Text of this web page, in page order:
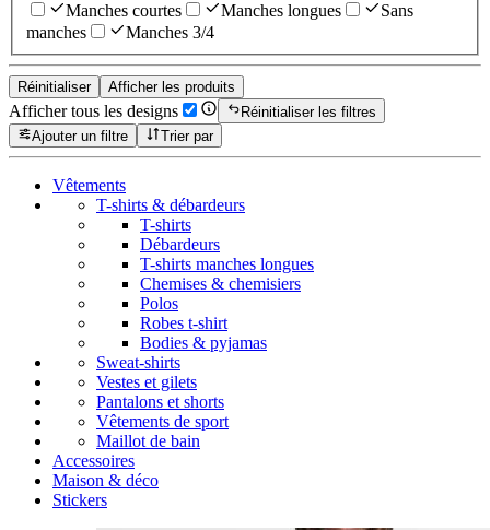
Manches courtes
Manches longues
Sans
manches
Manches 3/4
Réinitialiser Afficher les produits
Afficher tous les designs
Réinitialiser les filtres
Ajouter un filtre
Trier par
Vêtements
T-shirts & débardeurs
T-shirts
Débardeurs
T-shirts manches longues
Chemises & chemisiers
Polos
Robes t-shirt
Bodies & pyjamas
Sweat-shirts
Vestes et gilets
Pantalons et shorts
Vêtements de sport
Maillot de bain
Accessoires
Maison & déco
Stickers